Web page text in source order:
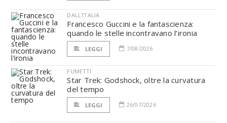
DALL'ITALIA
Francesco Guccini e la fantascienza:
quando le stelle incontravano l’ironia
LEGGI 7/08/2026
FUMETTI
Star Trek: Godshock, oltre la curvatura
del tempo
LEGGI 26/07/2026